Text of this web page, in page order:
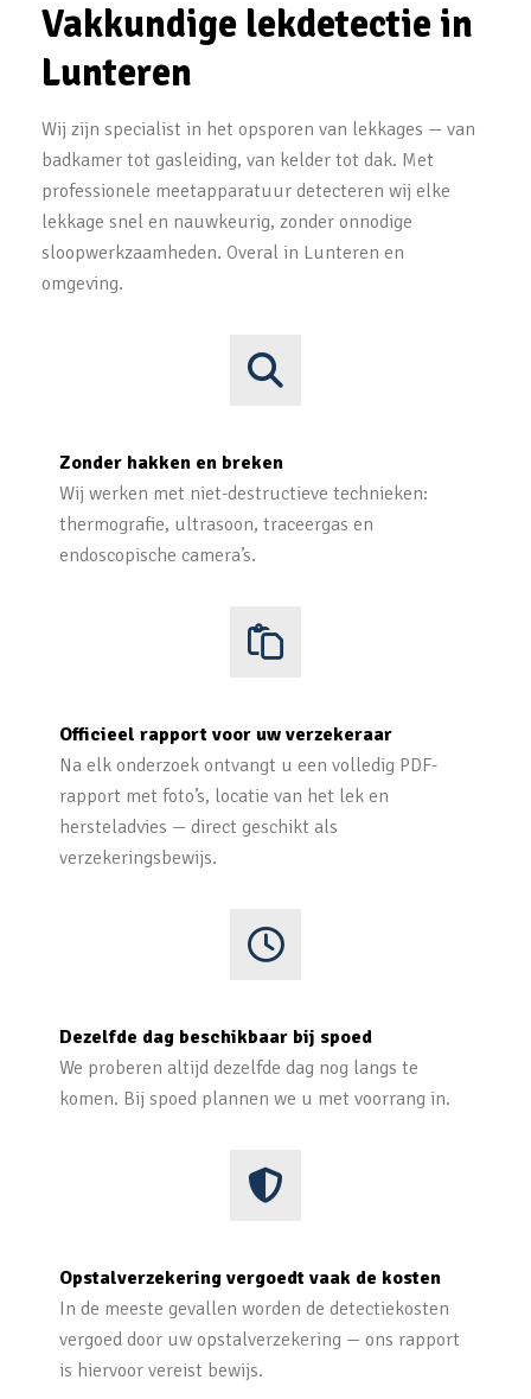
Vakkundige lekdetectie in
Lunteren
Wij zijn specialist in het opsporen van lekkages — van
badkamer tot gasleiding, van kelder tot dak. Met
professionele meetapparatuur detecteren wij elke
lekkage snel en nauwkeurig, zonder onnodige
sloopwerkzaamheden. Overal in Lunteren en
omgeving.
Zonder hakken en breken
Wij werken met niet-destructieve technieken:
thermografie, ultrasoon, traceergas en
endoscopische camera’s.
Officieel rapport voor uw verzekeraar
Na elk onderzoek ontvangt u een volledig PDF-
rapport met foto’s, locatie van het lek en
hersteladvies — direct geschikt als
verzekeringsbewijs.
Dezelfde dag beschikbaar bij spoed
We proberen altijd dezelfde dag nog langs te
komen. Bij spoed plannen we u met voorrang in.
Opstalverzekering vergoedt vaak de kosten
In de meeste gevallen worden de detectiekosten
vergoed door uw opstalverzekering — ons rapport
is hiervoor vereist bewijs.